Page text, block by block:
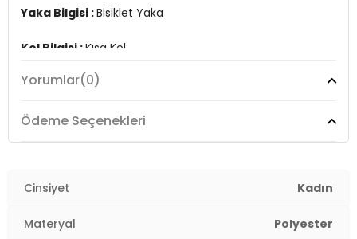
Yaka Bilgisi :Bisiklet Yaka
Kol Bilgisi :Kısa Kol
Kalıp Bilgisi :Regular Fit
Detay :Kalça hizasında uzunluk
2DK5865345.07
Yorumlar(0)
Ödeme Seçenekleri
Cinsiyet Kadın
Materyal Polyester